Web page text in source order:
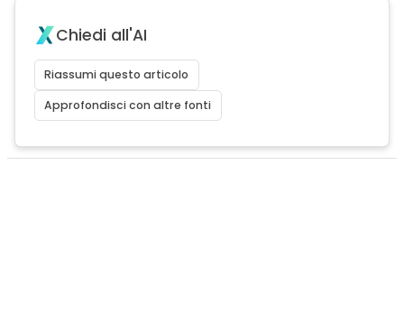
Chiedi all'AI
Riassumi questo articolo
Approfondisci con altre fonti